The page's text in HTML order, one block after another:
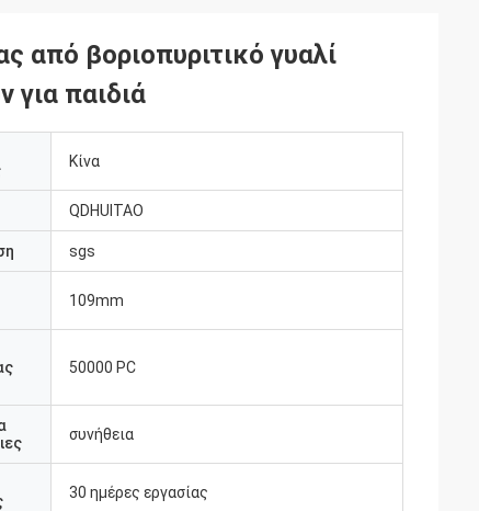
από βοριοπυριτικό γυαλί
παιδιά
Κίνα
QDHUITAO
sgs
109mm
50000 PC
συνήθεια
30 ημέρες εργασίας